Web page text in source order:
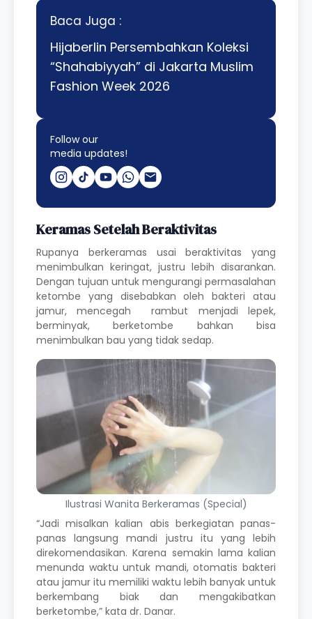
Baca Juga :
Hijaberlin Persembahkan Koleksi
“Shahabiyyah” di Jakarta Muslim
Fashion Week 2026
Follow our
media updates!
Keramas Setelah Beraktivitas
Rupanya berkeramas usai beraktivitas yang
menimbulkan keringat, justru lebih disarankan.
Dengan tujuan untuk mengurangi permasalahan
ketombe yang disebabkan oleh bakteri atau
jamur, mencegah
rambut menjadi lepek,
berminyak, berketombe bahkan bisa
menimbulkan bau yang tidak sedap.
Ilustrasi Wanita Berkeramas (Special)
“Jadi misalkan kalian abis berkegiatan panas-
panas langsung mandi justru itu yang lebih
direkomendasikan. Karena semakin lama kalian
menunda waktu untuk mandi, otomatis bakteri
atau jamur itu memiliki waktu lebih banyak untuk
berkembang biak dan mengakibatkan
berketombe,” kata dr. Danar.